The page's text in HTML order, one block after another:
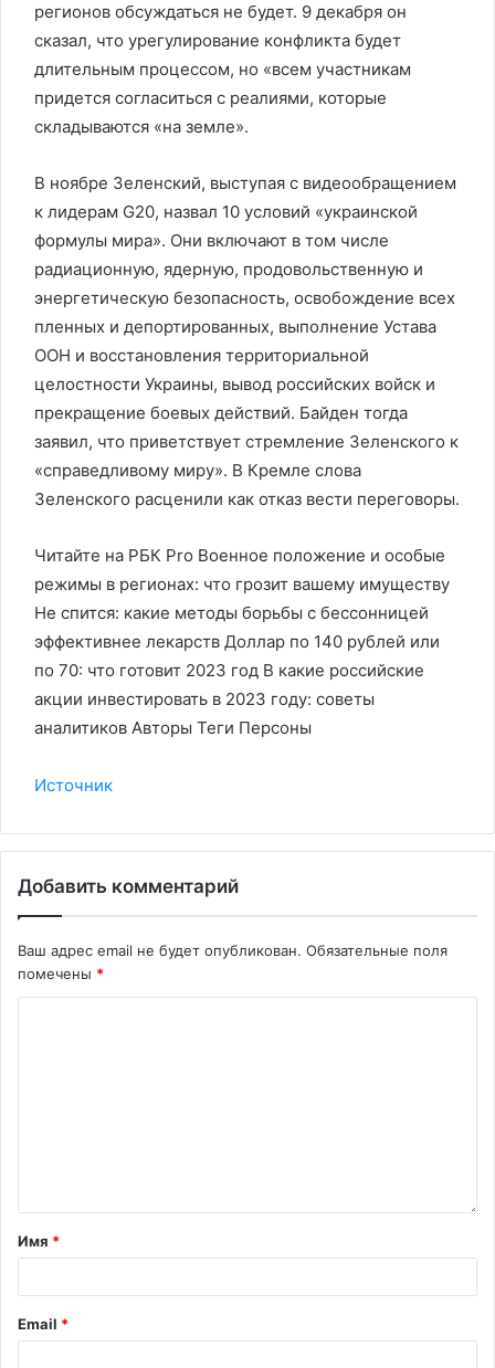
регионов обсуждаться не будет. 9 декабря он
сказал, что урегулирование конфликта будет
длительным процессом, но «всем участникам
придется согласиться с реалиями, которые
складываются «на земле».
В ноябре Зеленский, выступая с видеообращением
к лидерам G20, назвал 10 условий «украинской
формулы мира». Они включают в том числе
радиационную, ядерную, продовольственную и
энергетическую безопасность, освобождение всех
пленных и депортированных, выполнение Устава
ООН и восстановления территориальной
целостности Украины, вывод российских войск и
прекращение боевых действий. Байден тогда
заявил, что приветствует стремление Зеленского к
«справедливому миру». В Кремле слова
Зеленского расценили как отказ вести переговоры.
Читайте на РБК Pro Военное положение и особые
режимы в регионах: что грозит вашему имуществу
Не спится: какие методы борьбы с бессонницей
эффективнее лекарств Доллар по 140 рублей или
по 70: что готовит 2023 год В какие российские
акции инвестировать в 2023 году: советы
аналитиков Авторы Теги Персоны
Источник
Добавить комментарий
Ваш адрес email не будет опубликован. Обязательные поля
помечены *
Имя *
Email *